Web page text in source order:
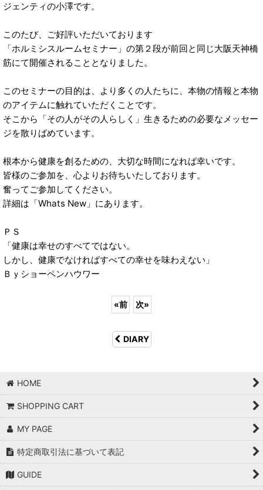
ジェンティの小澤です。
このたび、ご好評いただいております
「ホルミシスルームセミナー」の第２段が前回と同じ大阪天神橋
筋にて開催されることとなりました。
このセミナーの目的は、より多くの人たちに、本物の情報と本物
のアイテムに触れていただくことです。
そこから「その人がその人らしく」生きるための必要なメッセー
ジを散りばめています。
根本から健康を創るための、大切な時間になれば幸いです。
皆様のご参加を、心よりお待ちいたしております。
奮ってご参加してください。
詳細は「Whats New」にあります。
ＰＳ
「健康は幸せのすべてではない。
しかし、健康でなければすべての幸せを味わえない」
Ｂｙショーペンハウワー
«前 次»
DIARY
HOME
SHOPPING CART
MY PAGE
特定商取引法に基づいて表記
GUIDE